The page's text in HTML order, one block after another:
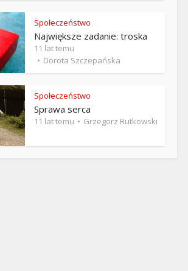
Społeczeństwo
Największe zadanie: troska
11 lat temu
Dorota Szczepańska
Społeczeństwo
Sprawa serca
11 lat temu Grzegorz Rutkowski